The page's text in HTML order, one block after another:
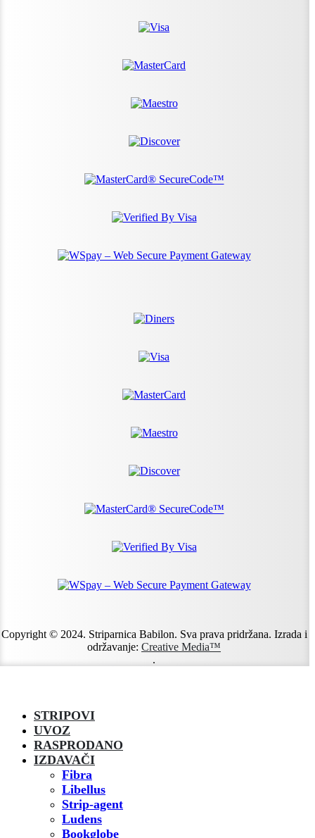
Copyright © 2024. Striparnica Babilon. Sva prava pridržana. Izrada i
održavanje: Creative Media™
.
STRIPOVI
UVOZ
RASPRODANO
IZDAVAČI
Fibra
Libellus
Strip-agent
Ludens
Bookglobe